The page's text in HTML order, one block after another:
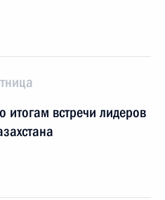
итогам встречи лидеров